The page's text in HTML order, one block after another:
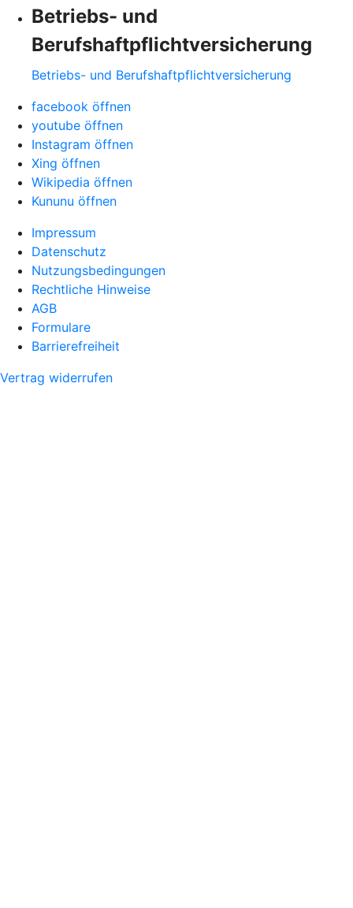
Betriebs- und
Berufshaftpflichtversicherung
Betriebs- und Berufshaftpflichtversicherung
facebook öffnen
youtube öffnen
Instagram öffnen
Xing öffnen
Wikipedia öffnen
Kununu öffnen
Impressum
Datenschutz
Nutzungsbedingungen
Rechtliche Hinweise
AGB
Formulare
Barrierefreiheit
Vertrag widerrufen